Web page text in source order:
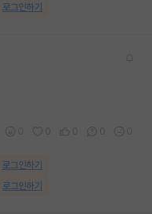
로그인하기
로그인하기
로그인하기